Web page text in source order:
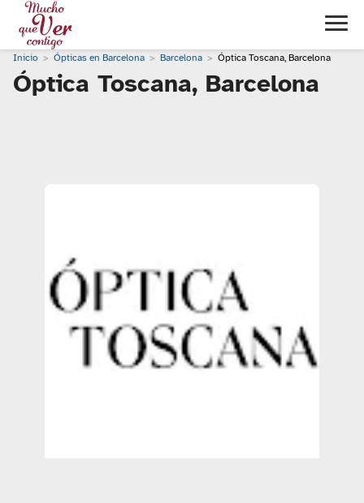
Inicio Ópticas en Barcelona Barcelona Óptica Toscana, Barcelona
Óptica Toscana, Barcelona